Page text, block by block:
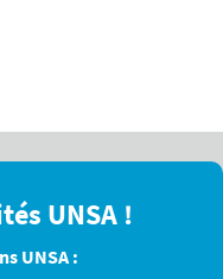
UNSA !
UNSA :